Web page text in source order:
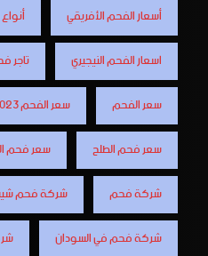
أسعار الفحم الأفريقي
اسعار الفحم النيجيري
تاجر
سعر الفحم
سعر الفحم 2023
سعر فحم الطلح
سعر فحم
شركة فحم
شركة فحم
شركة فحم في السودان